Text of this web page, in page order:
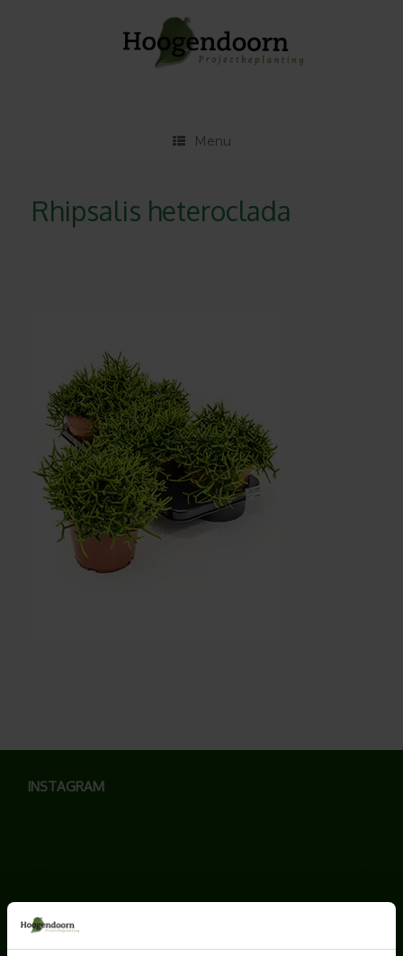
Menu
Rhipsalis heteroclada
INSTAGRAM
BLOG: LUIS IN KANTOORPLANTEN – ZO